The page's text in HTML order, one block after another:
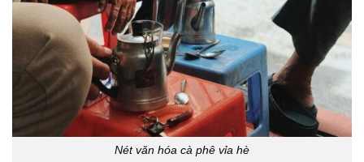
Nét văn hóa cà phê vỉa hè